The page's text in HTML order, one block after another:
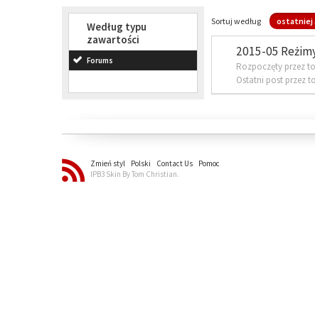
Według typu
zawartości
Forums
Sortuj według ostatniej
2015-05
Rozpoczęty przez
Ostatni post przez
Zmień styl Polski Contact Us
Pomoc
IPB3 Skin By Tom Christian.